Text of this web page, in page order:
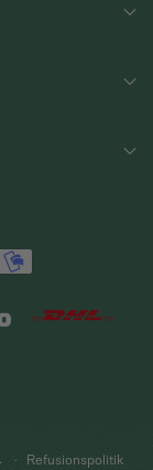
Refusionspolitik